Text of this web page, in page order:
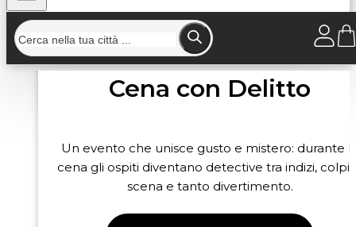
Cena con Delitto
Un evento che unisce gusto e mistero: durante
cena gli ospiti diventano detective tra indizi, colpi
scena e tanto divertimento.